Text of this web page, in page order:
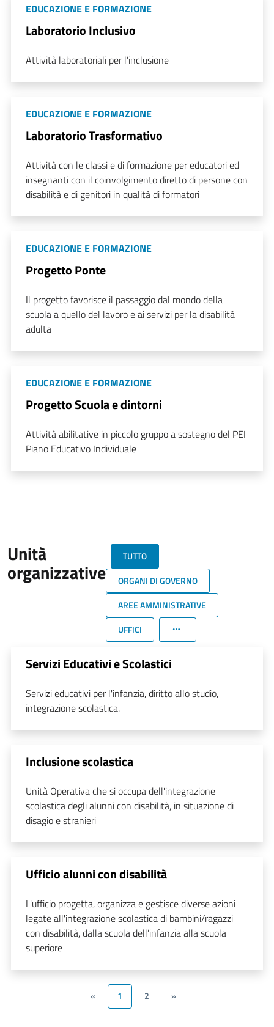
EDUCAZIONE E FORMAZIONE
Laboratorio Inclusivo
Attività laboratoriali per l’inclusione
EDUCAZIONE E FORMAZIONE
Laboratorio Trasformativo
Attività con le classi e di formazione per educatori ed
insegnanti con il coinvolgimento diretto di persone con
disabilità e di genitori in qualità di formatori
EDUCAZIONE E FORMAZIONE
Progetto Ponte
Il progetto favorisce il passaggio dal mondo della
scuola a quello del lavoro e ai servizi per la disabilità
adulta
EDUCAZIONE E FORMAZIONE
Progetto Scuola e dintorni
Attività abilitative in piccolo gruppo a sostegno del PEI
Piano Educativo Individuale
Unità
organizzative
TUTTO
ORGANI DI GOVERNO
AREE AMMINISTRATIVE
UFFICI
Servizi Educativi e Scolastici
Servizi educativi per l'infanzia, diritto allo studio,
integrazione scolastica.
Inclusione scolastica
Unità Operativa che si occupa dell'integrazione
scolastica degli alunni con disabilità, in situazione di
disagio e stranieri
Ufficio alunni con disabilità
L'ufficio progetta, organizza e gestisce diverse azioni
legate all'integrazione scolastica di bambini/ragazzi
con disabilità, dalla scuola dell’infanzia alla scuola
superiore
« 1 2 »